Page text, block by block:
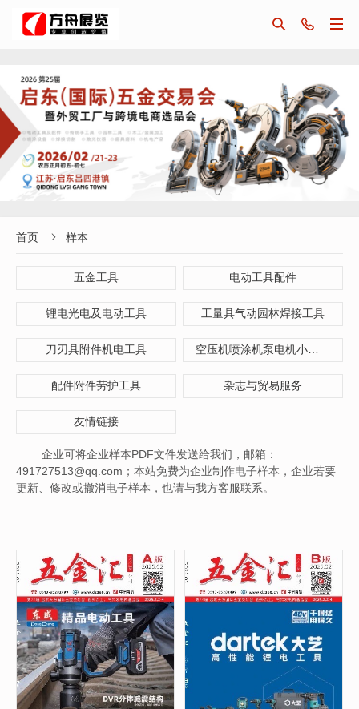



首页  样本
五金工具 电动工具配件
锂电光电及电动工具 工量具气动园林焊接工具
刀刃具附件机电工具 空压机喷涂机泵电机小型机械
配件附件劳护工具 杂志与贸易服务
友情链接
企业可将企业样本PDF文件发送给我们，邮箱：
491727513@qq.com；本站免费为企业制作电子样本，企业若要
更新、修改或撤消电子样本，也请与我方客服联系。